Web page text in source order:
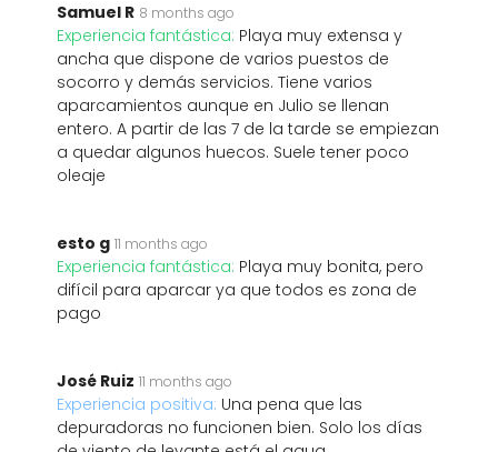
Samuel R 8 months ago
Experiencia fantástica: Playa muy extensa y
ancha que dispone de varios puestos de
socorro y demás servicios. Tiene varios
aparcamientos aunque en Julio se llenan
entero. A partir de las 7 de la tarde se empiezan
a quedar algunos huecos. Suele tener poco
oleaje
esto g 11 months ago
Experiencia fantástica: Playa muy bonita, pero
difícil para aparcar ya que todos es zona de
pago
José Ruiz 11 months ago
Experiencia positiva: Una pena que las
depuradoras no funcionen bien. Solo los días